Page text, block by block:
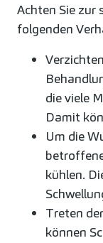
Achten Sie zur
folgenden
die viele
Damit
Um die
kühlen.
Treten
können